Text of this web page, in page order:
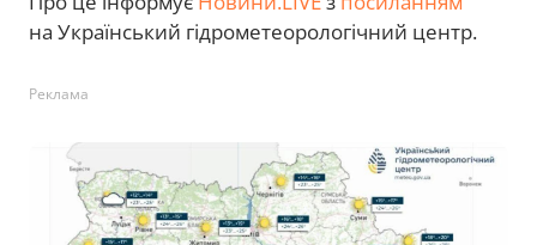
на Український гідрометеорологічний центр.
Реклама